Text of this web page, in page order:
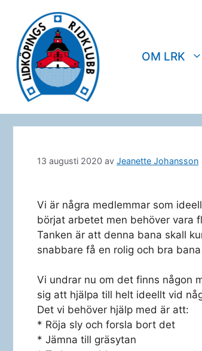
innehåll
OM LRK
13 augusti 2020 av Jeanette Johansson
Vi är några medlemmar som
börjat arbetet men behöver vara
Tanken är att denna bana skall
snabbare få en rolig och bra
Vi undrar nu om det finns någon
sig att hjälpa till helt ideellt vid
Det vi behöver hjälp med är att:
* Röja sly och forsla bort det
* Jämna till gräsytan